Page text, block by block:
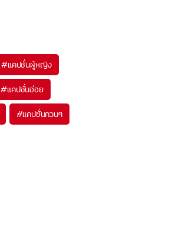
#แคปชั่นผู้หญิง
#แคปชั่นอ่อย
#แคปชั่นกวนๆ